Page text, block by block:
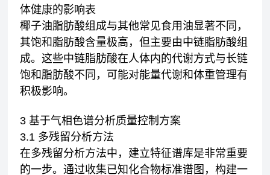
体健康的影响表
椰子油脂肪酸组成与其他常见食用油显著不同，
其饱和脂肪酸含量极高，但主要由中链脂肪酸组
成。这些中链脂肪酸在人体内的代谢方式与长链
饱和脂肪酸不同，可能对能量代谢和体重管理有
积极影响。
3 基于气相色谱分析质量控制方案
3.1 多残留分析方法
在多残留分析方法中，建立特征谱库是非常重要
的一步。通过收集已知化合物标准谱图，构建一